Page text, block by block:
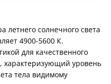
летнего солнечного света
4900-5600 К.
для качественного
характеризующий уровень
тела видимому